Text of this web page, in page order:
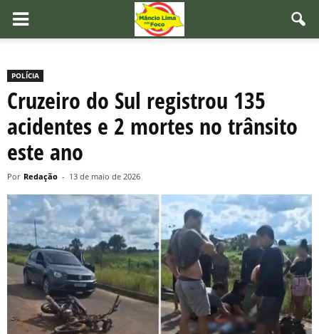
POLÍCIA
Cruzeiro do Sul registrou 135
acidentes e 2 mortes no trânsito
este ano
Por Redação - 13 de maio de 2026